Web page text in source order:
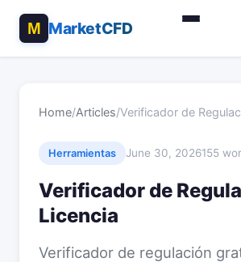
MarketCFD
Home/Articles/Verificador de
Herramientas June 30, 2026155
Verificador de
Licencia
Verificador de regulación